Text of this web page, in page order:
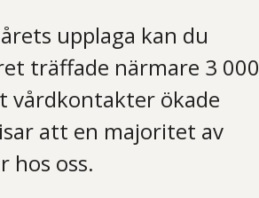
upplaga kan du
träffade närmare 3 000
vårdkontakter ökade
att en majoritet av
hos oss.